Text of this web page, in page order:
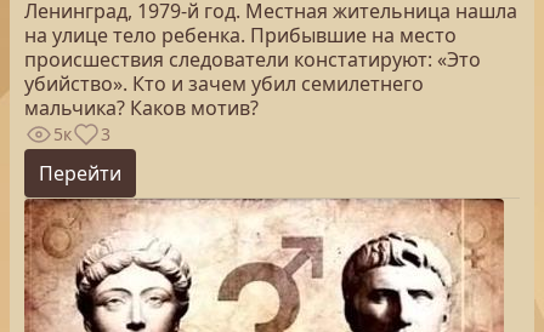
Ленинград, 1979-й год. Местная жительница нашла
на улице тело ребенка. Прибывшие на место
происшествия следователи констатируют: «Это
убийство». Кто и зачем убил семилетнего
мальчика? Каков мотив?
5к 3
Перейти